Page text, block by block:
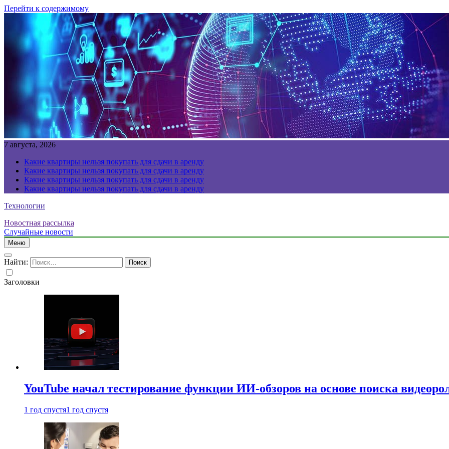
Перейти к содержимому
7 августа, 2026
Какие квартиры нельзя покупать для сдачи в аренду
Какие квартиры нельзя покупать для сдачи в аренду
Какие квартиры нельзя покупать для сдачи в аренду
Какие квартиры нельзя покупать для сдачи в аренду
Технологии
Новостная рассылка
Случайные новости
Меню
Найти:
Заголовки
YouTube начал тестирование функции ИИ-обзоров на основе поиска
1 год спустя1 год спустя